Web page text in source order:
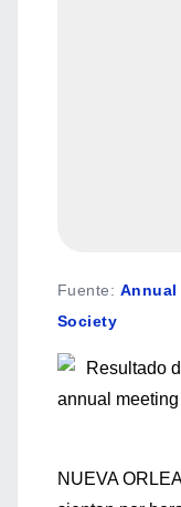
Fuente: Annual
Society
NUEVA